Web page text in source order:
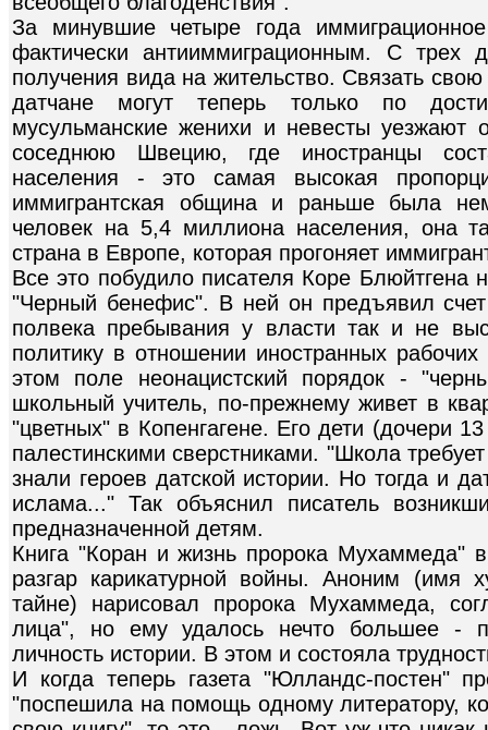
За минувшие четыре года
фактически антииммиграционным. С
получения вида на жительство. Связать
датчане могут теперь только по
мусульманские женихи и невесты уезжают
соседнюю Швецию, где иностранцы
населения - это самая высокая
иммигрантская община и раньше была
человек на 5,4 миллиона населения, она
страна в Европе, которая прогоняет
Все это побудило писателя Коре Блюйтгена
"Черный бенефис". В ней он предъявил
полвека пребывания у власти так и не
политику в отношении иностранных
этом поле неонацистский порядок -
школьный учитель, по-прежнему живет в
"цветных" в Копенгагене. Его дети (дочери
палестинскими сверстниками. "Школа
знали героев датской истории. Но тогда и
ислама..." Так объяснил писатель
предназначенной детям.
Книга "Коран и жизнь пророка Мухаммеда"
разгар карикатурной войны. Аноним (имя
тайне) нарисовал пророка Мухаммеда,
лица", но ему удалось нечто большее -
личность истории. В этом и состояла
И когда теперь газета "Юлландс-постен"
"поспешила на помощь одному литератору,